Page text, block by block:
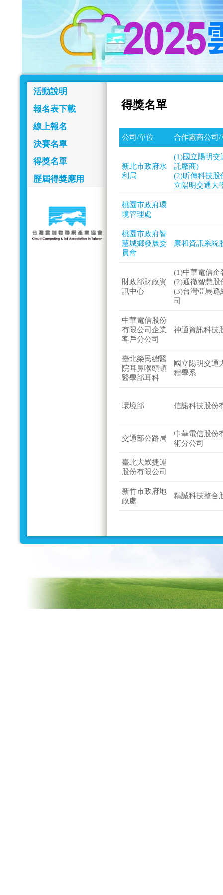
活動說明
報名表下載
線上報名
決賽名單
得獎名單
歷屆得獎應用
得獎名單
公司/單位 合作廠商公司/
新北市政府水
利局
(1)國立陽明交
託廠商)
(2)昕傳科技股
立陽明交通大
桃園市政府環
境管理處
桃園市政府智
慧城鄉發展委
員會
康和資訊系統
財政部財政資
訊中心
(1)中華電信企
(2)通徹智慧股
(3)台灣亞馬遜
司
中華電信股份
有限公司企業
客戶分公司
神通資訊科技
臺北榮民總醫
院耳鼻喉頭頸
醫學部耳科
國立陽明交通
程學系
環境部 信諾科技股份
交通部公路局
中華電信股份
術分公司
臺北大眾捷運
股份有限公司
新竹市政府地
政處
精誠科技整合